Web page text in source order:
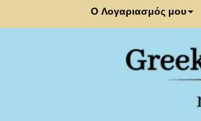
Ο Λογαριασμός μου